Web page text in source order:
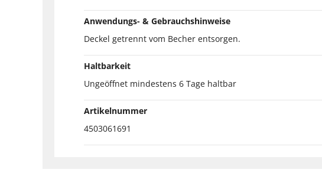
Anwendungs- & Gebrauchshinweise
Deckel getrennt vom Becher entsorgen.
Haltbarkeit
Ungeöffnet mindestens 6 Tage haltbar
Artikelnummer
4503061691